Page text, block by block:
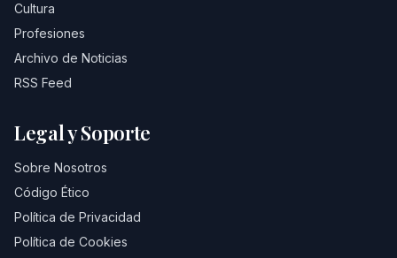
Cultura
Profesiones
Archivo de Noticias
RSS Feed
Legal y Soporte
Sobre Nosotros
Código Ético
Política de Privacidad
Política de Cookies